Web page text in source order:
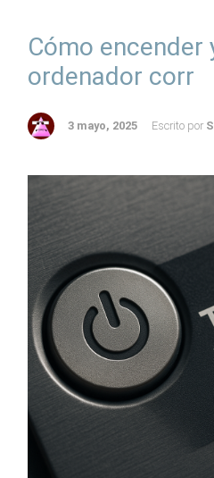
Cómo encender
ordenador corr
3 mayo, 2025 Escrito por